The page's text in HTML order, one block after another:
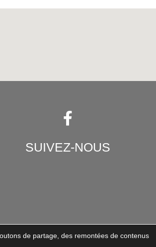
SUIVEZ-NOUS
RGPD Retour et remboursement CGV
de partage, des remontées de contenus